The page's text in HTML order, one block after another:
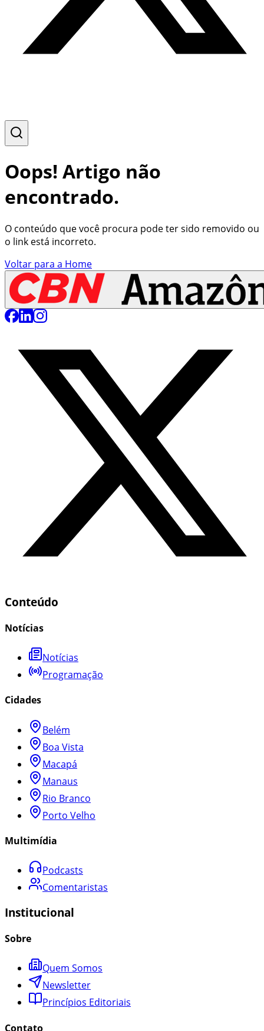
Oops! Artigo não
encontrado.
O conteúdo que você procura pode ter sido removido ou
o link está incorreto.
Voltar para a Home
Conteúdo
Notícias
Notícias
Programação
Cidades
Belém
Boa Vista
Macapá
Manaus
Rio Branco
Porto Velho
Multimídia
Podcasts
Comentaristas
Institucional
Sobre
Quem Somos
Newsletter
Princípios Editoriais
Contato